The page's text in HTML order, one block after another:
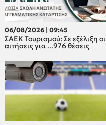
06/08/2026 | 09:45
ΣΑΕΚ Τουρισμού: Σε εξέλιξη οι
αιτήσεις για ...976 θέσεις